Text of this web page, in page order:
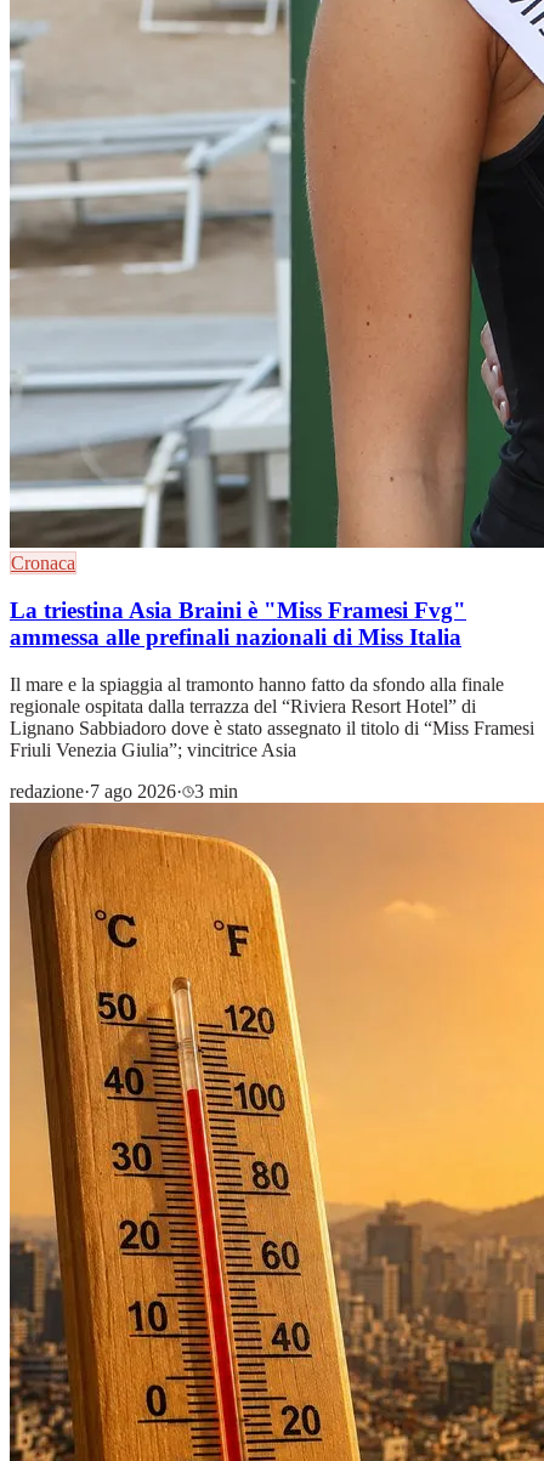
Cronaca
La triestina Asia Braini è "Miss Framesi Fvg"
ammessa alle prefinali nazionali di Miss Italia
Il mare e la spiaggia al tramonto hanno fatto da sfondo alla finale
regionale ospitata dalla terrazza del “Riviera Resort Hotel” di
Lignano Sabbiadoro dove è stato assegnato il titolo di “Miss Framesi
Friuli Venezia Giulia”; vincitrice Asia
redazione·7 ago 2026· 3 min